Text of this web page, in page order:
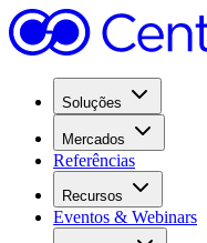
Soluções
Mercados
Referências
Recursos
Eventos & Webinars